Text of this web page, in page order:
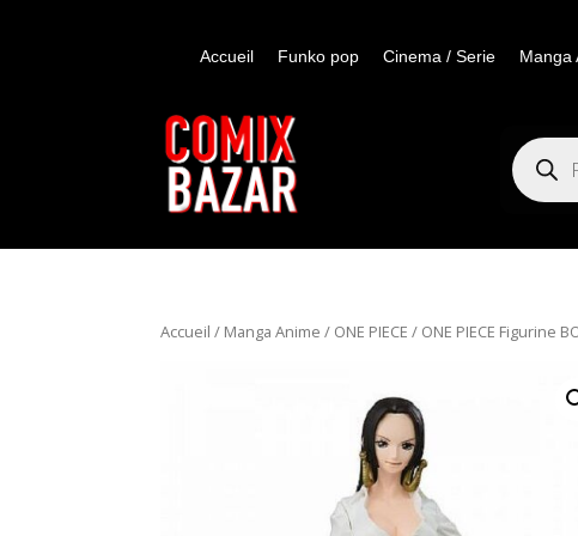
Accueil Funko pop Cinema / Serie Manga
de
produits
Accueil / Manga Anime / ONE PIECE / ONE PIECE Figurine